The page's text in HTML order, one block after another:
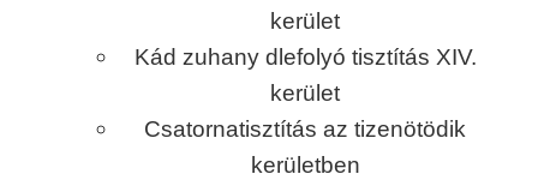
kerület
Kád zuhany dlefolyó tisztítás XIV.
kerület
Csatornatisztítás az tizenötödik
kerületben